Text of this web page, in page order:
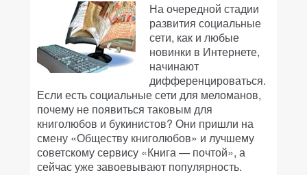
На очередной стадии
развития социальные
сети, как и любые
новинки в Интернете,
начинают
дифференцироваться.
Если есть социальные сети для меломанов,
почему не появиться таковым для
книголюбов и букинистов? Они пришли на
смену «Обществу книголюбов» и лучшему
советскому сервису «Книга — почтой», а
сейчас уже завоевывают популярность.